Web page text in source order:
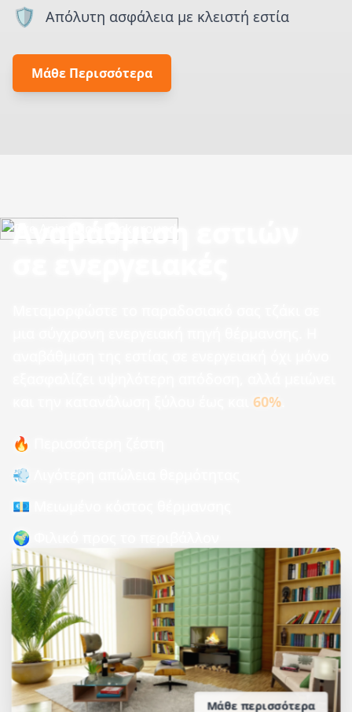
🛡️ Απόλυτη ασφάλεια με κλειστή εστία
Μάθε Περισσότερα
Αναβάθμιση εστιών
60%
🔥 Περισσότερη ζέστη
💨 Λιγότερη απώλεια θερμότητας
💶 Μειωμένο κόστος θέρμανσης
🌍 Φιλικό προς το περιβάλλον
Μάθε περισσότερα